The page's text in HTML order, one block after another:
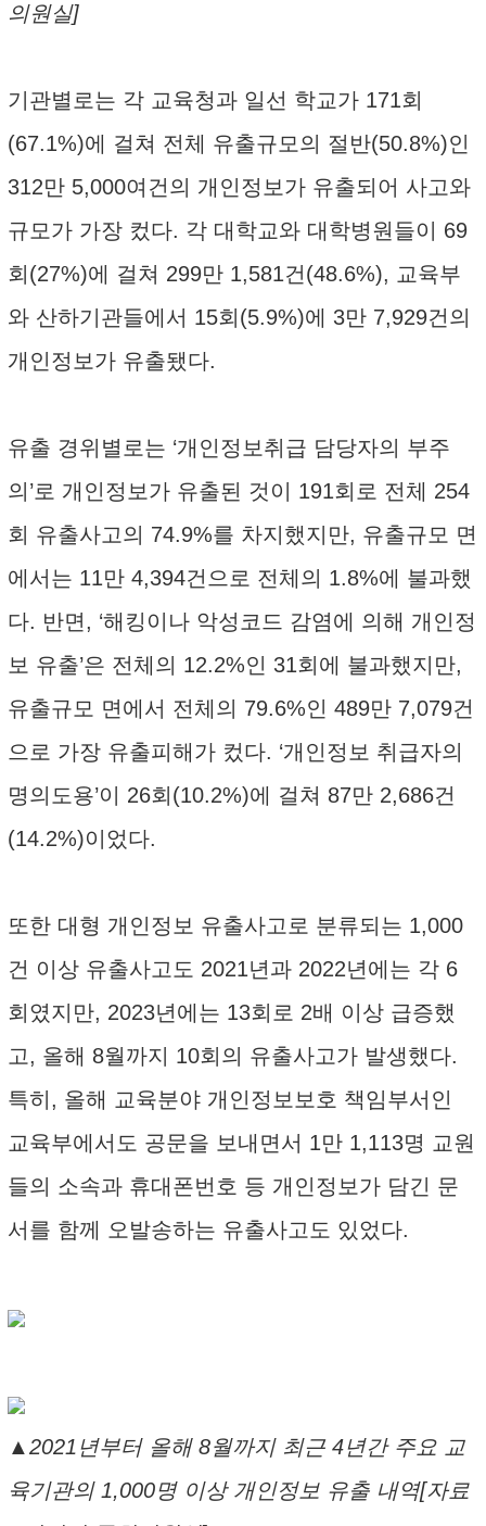
의원실]
기관별로는 각 교육청과 일선 학교가 171회
(67.1%)에 걸쳐 전체 유출규모의 절반(50.8%)인
312만 5,000여건의 개인정보가 유출되어 사고와
규모가 가장 컸다. 각 대학교와 대학병원들이 69
회(27%)에 걸쳐 299만 1,581건(48.6%), 교육부
와 산하기관들에서 15회(5.9%)에 3만 7,929건의
개인정보가 유출됐다.
유출 경위별로는 ‘개인정보취급 담당자의 부주
의’로 개인정보가 유출된 것이 191회로 전체 254
회 유출사고의 74.9%를 차지했지만, 유출규모 면
에서는 11만 4,394건으로 전체의 1.8%에 불과했
다. 반면, ‘해킹이나 악성코드 감염에 의해 개인정
보 유출’은 전체의 12.2%인 31회에 불과했지만,
유출규모 면에서 전체의 79.6%인 489만 7,079건
으로 가장 유출피해가 컸다. ‘개인정보 취급자의
명의도용’이 26회(10.2%)에 걸쳐 87만 2,686건
(14.2%)이었다.
또한 대형 개인정보 유출사고로 분류되는 1,000
건 이상 유출사고도 2021년과 2022년에는 각 6
회였지만, 2023년에는 13회로 2배 이상 급증했
고, 올해 8월까지 10회의 유출사고가 발생했다.
특히, 올해 교육분야 개인정보보호 책임부서인
교육부에서도 공문을 보내면서 1만 1,113명 교원
들의 소속과 휴대폰번호 등 개인정보가 담긴 문
서를 함께 오발송하는 유출사고도 있었다.
▲2021년부터 올해 8월까지 최근 4년간 주요 교
육기관의 1,000명 이상 개인정보 유출 내역[자료